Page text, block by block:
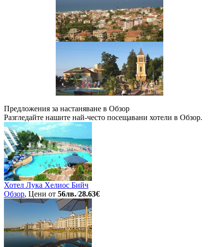
Предложения за настаняване в Обзор
Разгледайте нашите най-често посещавани хотели в Обзор.
Хотел Лука Хелиос Бийч
Обзор, Цени от 56лв./28.63€